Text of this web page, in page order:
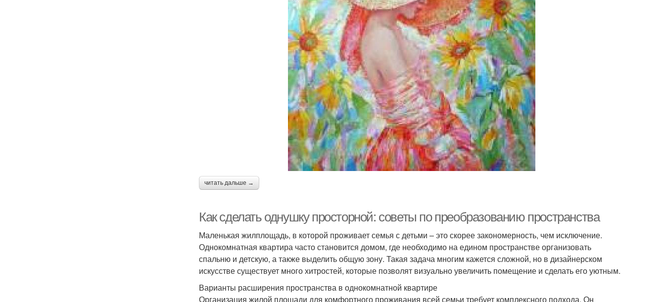
читать дальше →
Как сделать однушку просторной: советы по преобразованию пространства
Маленькая жилплощадь, в которой проживает семья с детьми – это скорее закономерность, чем исключение.
Однокомнатная квартира часто становится домом, где необходимо на едином пространстве организовать
спальню и детскую, а также выделить общую зону. Такая задача многим кажется сложной, но в дизайнерском
искусстве существует много хитростей, которые позволят визуально увеличить помещение и сделать его уютным.
Варианты расширения пространства в однокомнатной квартире
Организация жилой площади для комфортного проживания всей семьи требует комплексного подхода. Он